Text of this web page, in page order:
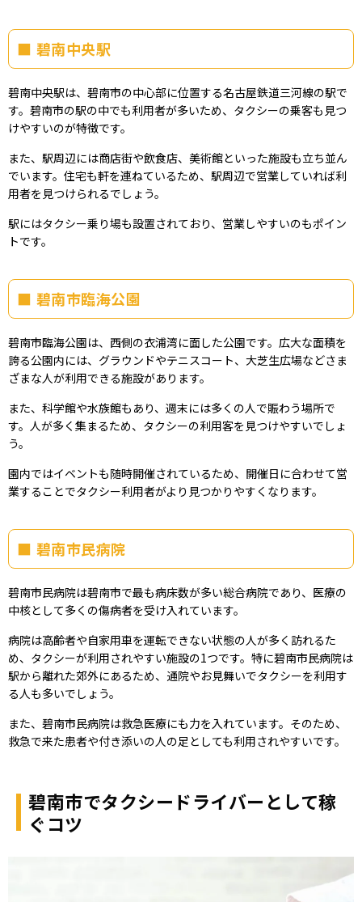
碧南中央駅
碧南中央駅は、碧南市の中心部に位置する名古屋鉄道三河線の駅で
す。碧南市の駅の中でも利用者が多いため、タクシーの乗客も見つ
けやすいのが特徴です。
また、駅周辺には商店街や飲食店、美術館といった施設も立ち並ん
でいます。住宅も軒を連ねているため、駅周辺で営業していれば利
用者を見つけられるでしょう。
駅にはタクシー乗り場も設置されており、営業しやすいのもポイン
トです。
碧南市臨海公園
碧南市臨海公園は、西側の衣浦湾に面した公園です。広大な面積を
誇る公園内には、グラウンドやテニスコート、大芝生広場などさま
ざまな人が利用できる施設があります。
また、科学館や水族館もあり、週末には多くの人で賑わう場所で
す。人が多く集まるため、タクシーの利用客を見つけやすいでしょ
う。
園内ではイベントも随時開催されているため、開催日に合わせて営
業することでタクシー利用者がより見つかりやすくなります。
碧南市民病院
碧南市民病院は碧南市で最も病床数が多い総合病院であり、医療の
中核として多くの傷病者を受け入れています。
病院は高齢者や自家用車を運転できない状態の人が多く訪れるた
め、タクシーが利用されやすい施設の1つです。特に碧南市民病院は
駅から離れた郊外にあるため、通院やお見舞いでタクシーを利用す
る人も多いでしょう。
また、碧南市民病院は救急医療にも力を入れています。そのため、
救急で来た患者や付き添いの人の足としても利用されやすいです。
碧南市でタクシードライバーとして稼
ぐコツ